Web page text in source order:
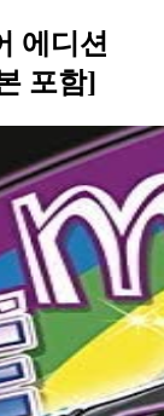
에디션
포함]